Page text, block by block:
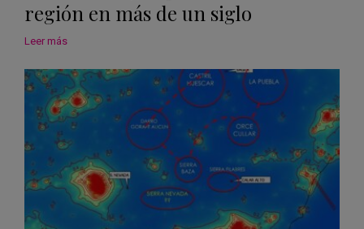
región en más de un siglo
Leer más